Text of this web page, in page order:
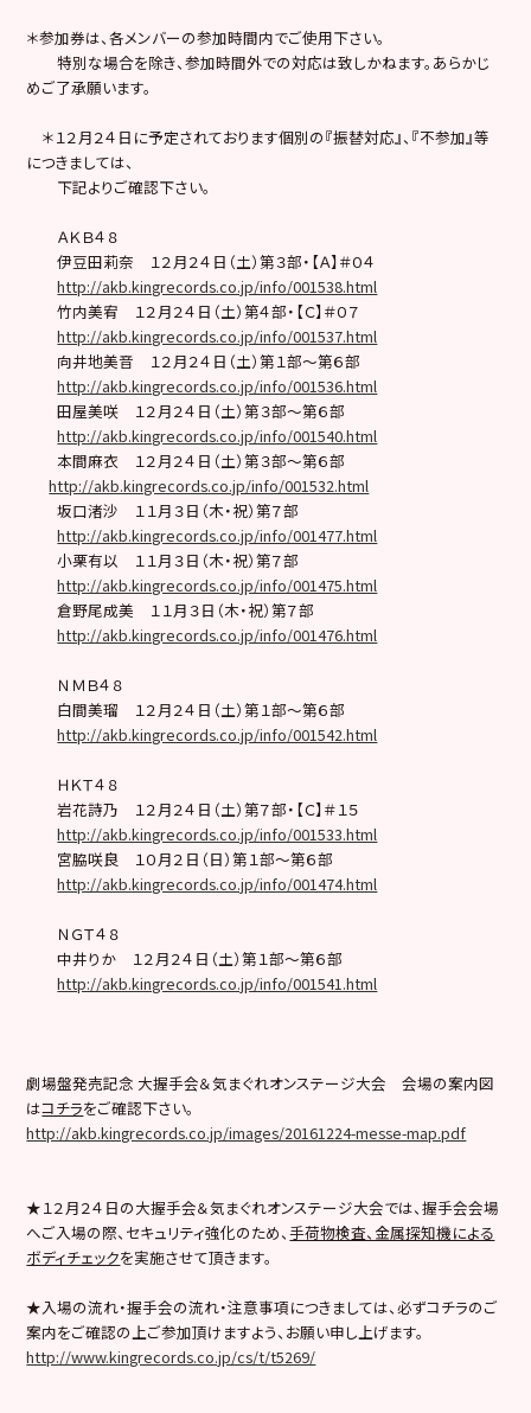
＊参加券は、各メンバーの参加時間内でご使用下さい。
特別な場合を除き、参加時間外での対応は致しかねます。あらかじ
めご了承願います。
＊１２月２４日に予定されております個別の『振替対応』、『不参加』等
につきましては、
下記よりご確認下さい。
ＡＫＢ４８
伊豆田莉奈 １２月２４日（土）第３部・【Ａ】＃０４
http://akb.kingrecords.co.jp/info/001538.html
竹内美宥 １２月２４日（土）第４部・【Ｃ】＃０７
http://akb.kingrecords.co.jp/info/001537.html
向井地美音 １２月２４日（土）第１部〜第６部
http://akb.kingrecords.co.jp/info/001536.html
田屋美咲 １２月２４日（土）第３部〜第６部
http://akb.kingrecords.co.jp/info/001540.html
本間麻衣 １２月２４日（土）第３部〜第６部
http://akb.kingrecords.co.jp/info/001532.html
坂口渚沙 １１月３日（木・祝）第７部
http://akb.kingrecords.co.jp/info/001477.html
小栗有以 １１月３日（木・祝）第７部
http://akb.kingrecords.co.jp/info/001475.html
倉野尾成美 １１月３日（木・祝）第７部
http://akb.kingrecords.co.jp/info/001476.html
ＮＭＢ４８
白間美瑠 １２月２４日（土）第１部〜第６部
http://akb.kingrecords.co.jp/info/001542.html
ＨＫＴ４８
岩花詩乃 １２月２４日（土）第７部・【Ｃ】＃１５
http://akb.kingrecords.co.jp/info/001533.html
宮脇咲良 １０月２日（日）第１部〜第６部
http://akb.kingrecords.co.jp/info/001474.html
ＮＧＴ４８
中井りか １２月２４日（土）第１部〜第６部
http://akb.kingrecords.co.jp/info/001541.html
劇場盤発売記念 大握手会＆気まぐれオンステージ大会 会場の案内図
はコチラをご確認下さい。
http://akb.kingrecords.co.jp/images/20161224-messe-map.pdf
★１２月２４日の大握手会＆気まぐれオンステージ大会では、握手会会場
へご入場の際、セキュリティ強化のため、手荷物検査、金属探知機による
ボディチェックを実施させて頂きます。
★入場の流れ・握手会の流れ・注意事項につきましては、必ずコチラのご
案内をご確認の上ご参加頂けますよう、お願い申し上げます。
http://www.kingrecords.co.jp/cs/t/t5269/